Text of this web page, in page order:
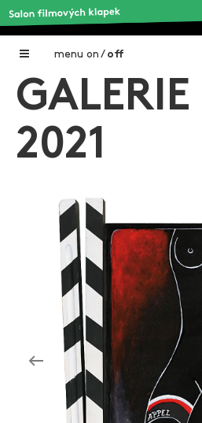
menu on / off
Home
Galerie filmových klapek
O projektu
Aktuální výstavy
Aukce filmových klapek
Aktuality
Zlín Film Festival
2021